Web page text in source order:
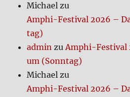
Michael zu
Amphi-Festi­val 2026 –
tag)
admin zuAmphi-Festi­val
um (Sonn­tag)
Michael zu
Amphi-Festi­val 2026 –